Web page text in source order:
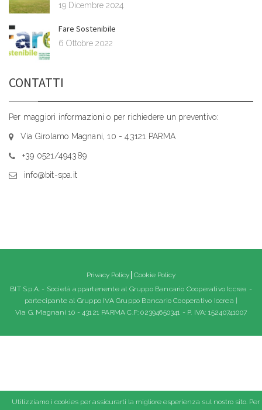
19 Dicembre 2024
Fare Sostenibile
6 Ottobre 2022
CONTATTI
Per maggiori informazioni o per richiedere un preventivo:
Via Girolamo Magnani, 10 - 43121 PARMA
+39 0521/494389
info@bit-spa.it
Privacy Policy Cookie Policy
BIT S.p.A. - Società appartenente al Gruppo Bancario Cooperativo Iccrea -
partecipante al Gruppo IVA Gruppo Bancario Cooperativo Iccrea |
Via G. Magnani 10 - 43121 PARMA C.F: 02394650341 - P. IVA: 15240741007
Utilizziamo i cookies per assicurarti la migliore esperienza sul nostro sito. Per